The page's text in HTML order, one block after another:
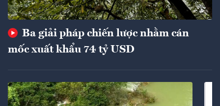
Ba giải pháp chiến lược nhằm cán
mốc xuất khẩu 74 tỷ USD